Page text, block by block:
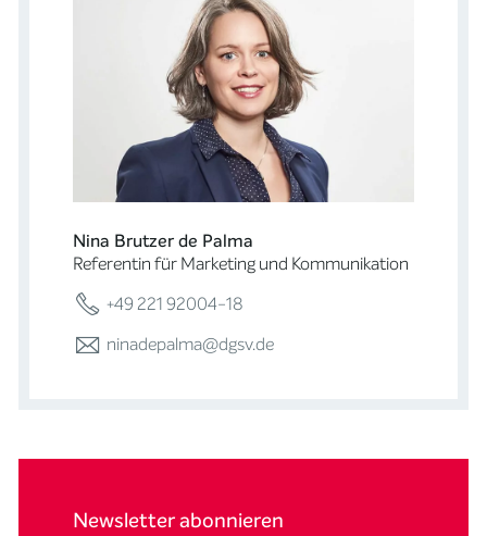
Nina Brutzer de Palma
Referentin für Marketing und Kommunikation
+49 221 92004-18
ninadepalma@dgsv.de
Newsletter abonnieren